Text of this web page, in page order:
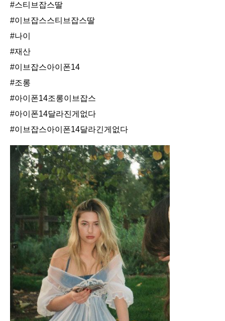
#스티브잡스딸
#이브잡스스티브잡스딸
#나이
#재산
#이브잡스아이폰14
#조롱
#아이폰14조롱이브잡스
#아이폰14달라진게없다
#이브잡스아이폰14달라긴게없다